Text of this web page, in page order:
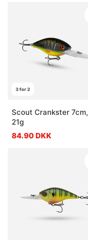
3 for 2
Scout Crankster 7cm,
21g
84.90 DKK